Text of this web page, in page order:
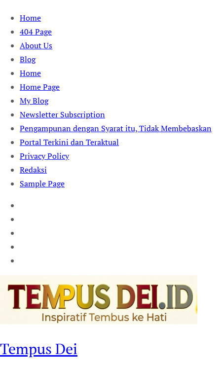
Skip
content
Home
404 Page
About Us
Blog
Home
Home Page
My Blog
Newsletter Subscription
Pengampunan dengan Syarat itu, Tidak Membebaskan
Portal Terkini dan Teraktual
Privacy Policy
Redaksi
Sample Page
Tempus Dei